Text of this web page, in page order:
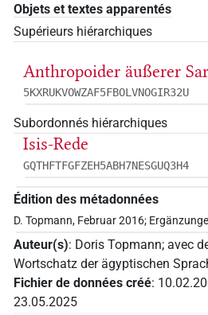
Objets et textes apparentés
Supérieurs hiérarchiques
Anthropoider äußerer
5KXRUKVOWZAF5FBOLVNOGIR32U
Subordonnés hiérarchiques
Isis-Rede
GQTHFTFGFZEH5ABH7NESGUQ3H4
Édition des métadonnées
D. Topmann, Februar 2016;
Auteur(s): Doris Topmann; avec
Wortschatz der ägyptischen
Fichier de données créé:
23.05.2025